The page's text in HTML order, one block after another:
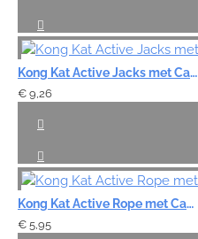
Kong Kat Active Jacks met Catnip - Net á 3 stuks
€ 9,26
Kong Kat Active Rope met Catnip - 2 stuks
€ 5,95